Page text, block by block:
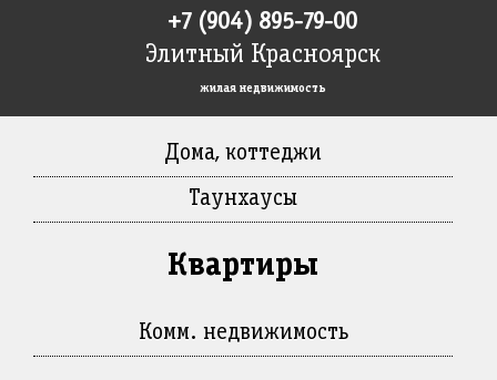
Элитный Красноярск
жилая недвижимость
+7 (904) 895-79-00
Дома, коттеджи
Таунхаусы
Квартиры
Комм. недвижимость